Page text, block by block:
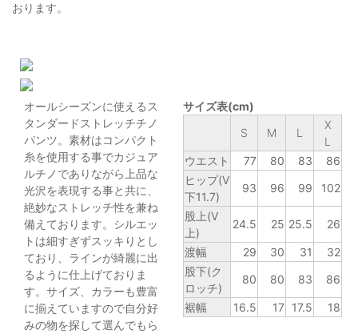
おります。
オールシーズンに使えるス
タンダードストレッチチノ
パンツ。素材はコンパクト
糸を使用する事でカジュア
ルチノでありながら上品な
光沢を表現する事と共に、
絶妙なストレッチ性を兼ね
備えております。シルエッ
トは細すぎずスッキりとし
ており、ラインが綺麗に出
るように仕上げておりま
す。サイズ、カラーも豊富
に揃えていますので自分好
みの物を探して選んでもら
サイズ表(cm)
S
M L
X
L
ウエスト
77 80 83
86
ヒップ(V
下11.7)
93 96 99 102
股上(V
上)
24.5 25 25.5 26
渡幅 29 30 31
32
股下(ク
ロッチ)
80 80 83 86
裾幅 16.5 17 17.5 18